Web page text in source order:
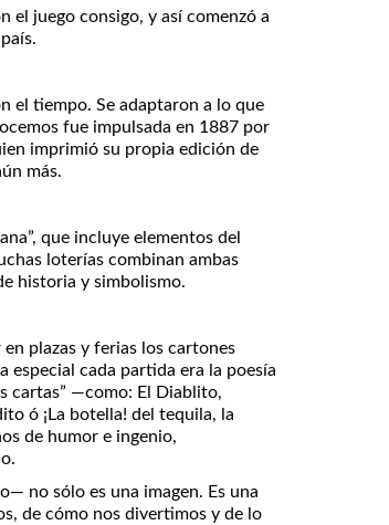
el juego consigo, y así comenzó a
el tiempo. Se adaptaron a lo que
fue impulsada en 1887 por
imprimió su propia edición de
más.
que incluye elementos del
loterías combinan ambas
historia y simbolismo.
plazas y ferias los cartones
especial cada partida era la poesía
cartas” —como: El Diablito,
ó ¡La botella! del tequila, la
de humor e ingenio,
no sólo es una imagen. Es una
de cómo nos divertimos y de lo